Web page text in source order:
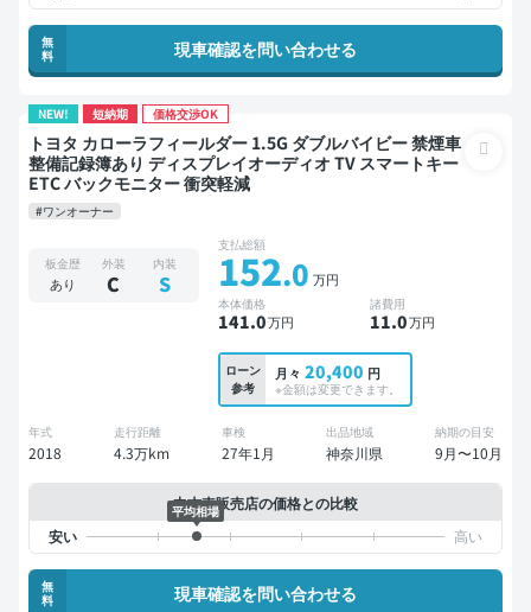
無
料
現車確認を問い合わせる
NEW! 短納期 価格交渉OK
トヨタ カローラフィールダー 1.5G ダブルバイビー 禁煙車
整備記録簿あり ディスプレイオーディオ TV スマートキー
ETC バックモニター 衝突軽減
#ワンオーナー
板金歴
あり
外装
C
内装
S
支払総額
152.0 万円
本体価格
141.0万円
諸費用
11.0万円
ローン
参考
月々 20,400 円
※金額は変更できます。
年式
2018
走行距離
4.3万km
車検
27年1月
出品地域
神奈川県
納期の目安
9月〜10月
中古車販売店の価格との比較
平均相場
無
料
現車確認を問い合わせる